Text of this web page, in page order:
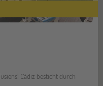
Cádiz besticht durch